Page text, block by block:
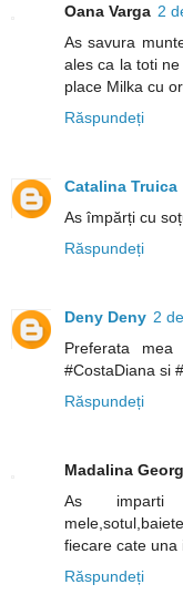
Oana Varga 2
As savura
ales ca la toti
place Milka cu
Răspundeți
Catalina Truica
As împărți cu
Răspundeți
Deny Deny 2
Preferata
#CostaDiana si
Răspundeți
Madalina
As imparti
fiecare cate una
Răspundeți